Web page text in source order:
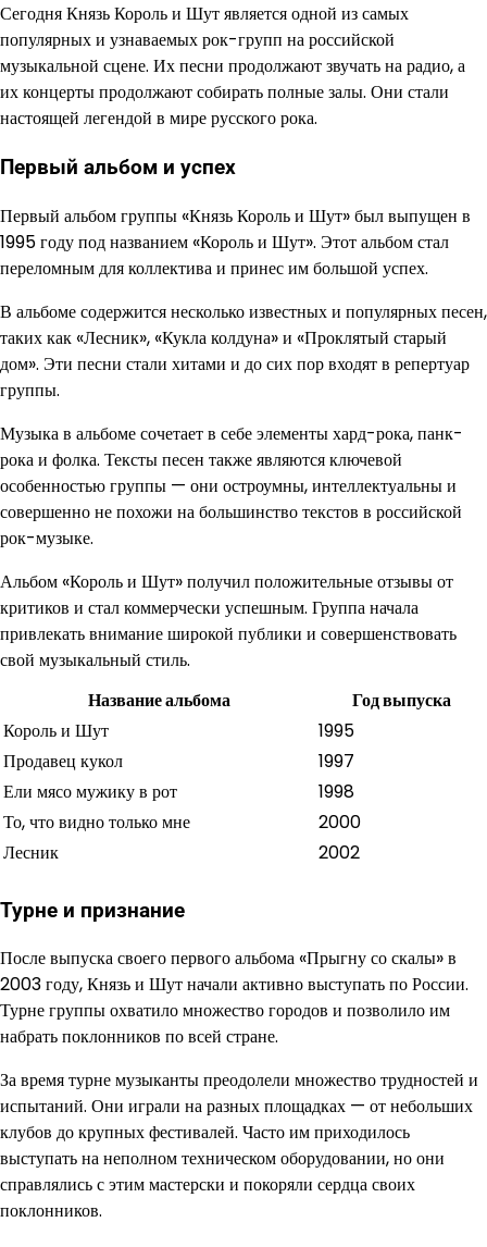
Сегодня Князь Король и Шут является одной из самых
популярных и узнаваемых рок-групп на российской
музыкальной сцене. Их песни продолжают звучать на радио, а
их концерты продолжают собирать полные залы. Они стали
настоящей легендой в мире русского рока.
Первый альбом и успех
Первый альбом группы «Князь Король и Шут» был выпущен в
1995 году под названием «Король и Шут». Этот альбом стал
переломным для коллектива и принес им большой успех.
В альбоме содержится несколько известных и популярных песен,
таких как «Лесник», «Кукла колдуна» и «Проклятый старый
дом». Эти песни стали хитами и до сих пор входят в репертуар
группы.
Музыка в альбоме сочетает в себе элементы хард-рока, панк-
рока и фолка. Тексты песен также являются ключевой
особенностью группы — они остроумны, интеллектуальны и
совершенно не похожи на большинство текстов в российской
рок-музыке.
Альбом «Король и Шут» получил положительные отзывы от
критиков и стал коммерчески успешным. Группа начала
привлекать внимание широкой публики и совершенствовать
свой музыкальный стиль.
Название альбома
Год выпуска
Король и Шут
1995
Продавец кукол
1997
Ели мясо мужику в рот
1998
То, что видно только мне
2000
Лесник
2002
Турне и признание
После выпуска своего первого альбома «Прыгну со скалы» в
2003 году, Князь и Шут начали активно выступать по России.
Турне группы охватило множество городов и позволило им
набрать поклонников по всей стране.
За время турне музыканты преодолели множество трудностей и
испытаний. Они играли на разных площадках — от небольших
клубов до крупных фестивалей. Часто им приходилось
выступать на неполном техническом оборудовании, но они
справлялись с этим мастерски и покоряли сердца своих
поклонников.